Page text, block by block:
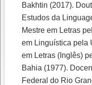
Bakhtin (2017).
Estudos da
Mestre em Letras
em Linguística pela
em Letras (Inglês)
Bahia (1977).
Federal do Rio